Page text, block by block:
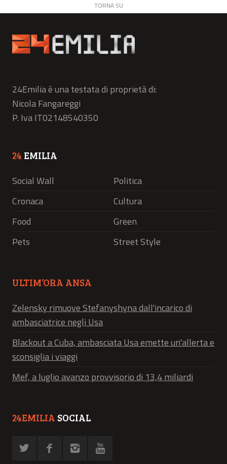
TORNA SU
24Emilia è una testata di proprietà di:
Nicola Fangareggi
P. Iva IT02148540350
24 EMILIA
Social Wall
Politica
Cronaca
Cultura
Food
Green
Pets
Street Style
ULTIM’ORA ANSA
Zelensky rimuove Stefanyshyna dall'incarico di
ambasciatrice negli Usa
Blackout a Cuba, ambasciata Usa emette un'allerta e
sconsiglia i viaggi
Mef, a luglio avanzo provvisorio di 13,4 miliardi
24EMILIA SOCIAL